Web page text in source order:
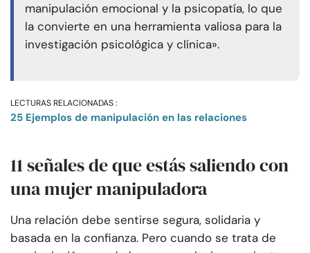
manipulación emocional y la psicopatía, lo que
la convierte en una herramienta valiosa para la
investigación psicológica y clínica».
LECTURAS RELACIONADAS :
25 Ejemplos de manipulación en las relaciones
11 señales de que estás saliendo con
una mujer manipuladora
Una relación debe sentirse segura, solidaria y
basada en la confianza. Pero cuando se trata de